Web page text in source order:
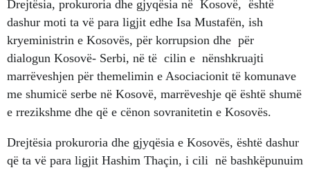
Drejtësia, prokuroria dhe gjyqësia në Kosovë, është
dashur moti ta vë para ligjit edhe Isa Mustafën, ish
kryeministrin e Kosovës, për korrupsion dhe për
dialogun Kosovë- Serbi, në të cilin e nënshkruajti
marrëveshjen për themelimin e Asociacionit të komunave
me shumicë serbe në Kosovë, marrëveshje që është shumë
e rrezikshme dhe që e cënon sovranitetin e Kosovës.
Drejtësia prokuroria dhe gjyqësia e Kosovës, është dashur
që ta vë para ligjit Hashim Thaçin, i cili në bashkëpunuim